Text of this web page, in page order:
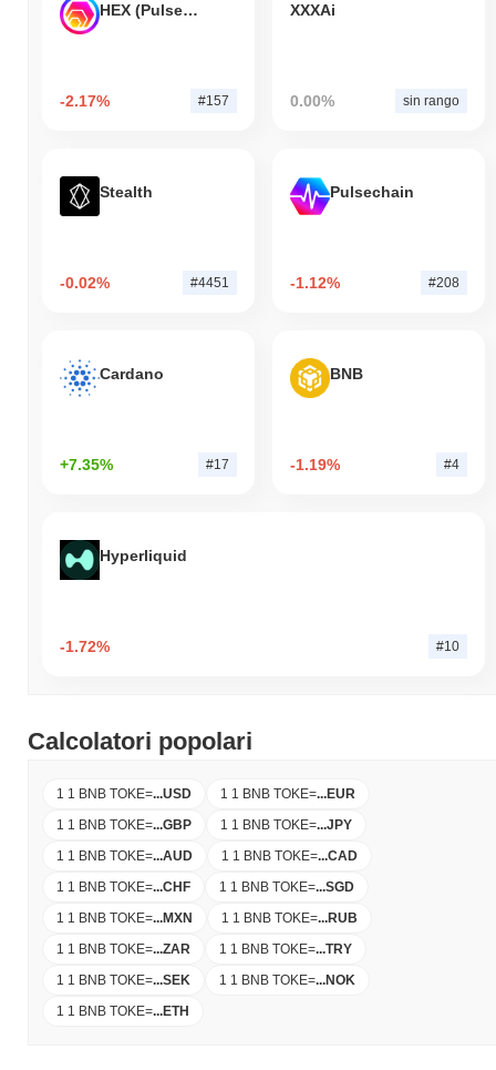
HEX (Pulsechain)
-2.17% #157
XXXAi
0.00% sin rango
Stealth
-0.02% #4451
Pulsechain
-1.12% #208
Cardano
+7.35% #17
BNB
-1.19% #4
Hyperliquid
-1.72% #10
Calcolatori popolari
1 1 BNB TOKE=...USD 1 1 BNB TOKE=...EUR
1 1 BNB TOKE=...GBP 1 1 BNB TOKE=...JPY
1 1 BNB TOKE=...AUD 1 1 BNB TOKE=...CAD
1 1 BNB TOKE=...CHF 1 1 BNB TOKE=...SGD
1 1 BNB TOKE=...MXN 1 1 BNB TOKE=...RUB
1 1 BNB TOKE=...ZAR 1 1 BNB TOKE=...TRY
1 1 BNB TOKE=...SEK 1 1 BNB TOKE=...NOK
1 1 BNB TOKE=...ETH